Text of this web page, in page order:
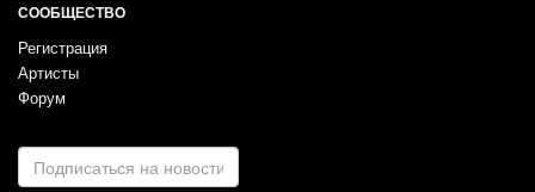
СООБЩЕСТВО
Регистрация
Артисты
Форум
E-
mail